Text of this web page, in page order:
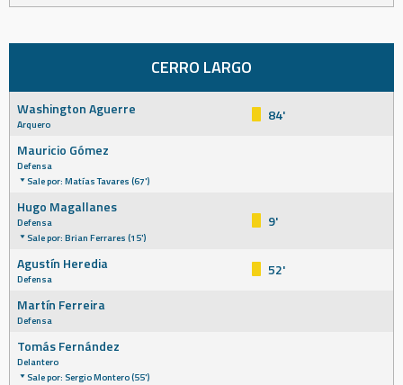
CERRO LARGO
Washington Aguerre
Arquero
84'
Mauricio Gómez
Defensa
Sale por: Matías Tavares (67')
Hugo Magallanes
Defensa
Sale por: Brian Ferrares (15')
9'
Agustín Heredia
Defensa
52'
Martín Ferreira
Defensa
Tomás Fernández
Delantero
Sale por: Sergio Montero (55')